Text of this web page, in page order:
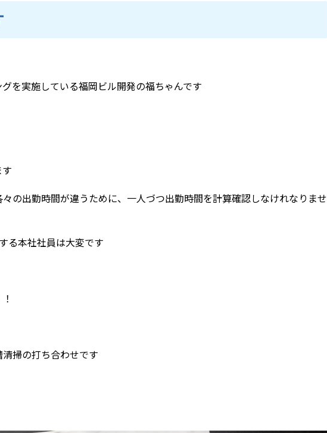
を実施している福岡ビル開発の福ちゃんです
の出勤時間が違うために、一人づつ出勤時間を計算確認しなけれなりませ
る本社社員は大変です
掃の打ち合わせです